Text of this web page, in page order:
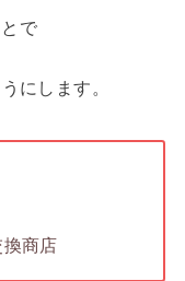
で
にします。
商店